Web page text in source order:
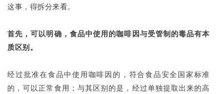
这事，得拆分来看。
首先，可以明确，食品中使用的咖啡因与受管制的毒品有本
质区别。
经过批准在食品中使用咖啡因的，符合食品安全国家标准
的，可以正常食用；与其区别的是，经过单独提取出来的高